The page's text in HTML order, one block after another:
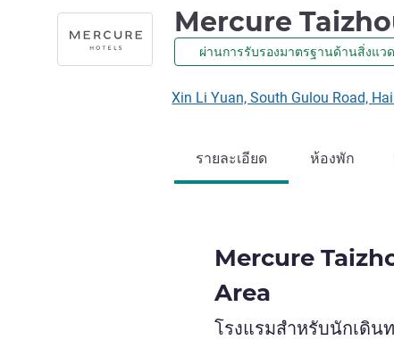
Mercure
ผ่านการรับรองมาตรฐานด้านสิ่งแว
Xin Li Yuan, South Gulou Road,
รายละเอียด ห้องพัก
Mercure
Area
โรงแรมสำหรับนักเดิน